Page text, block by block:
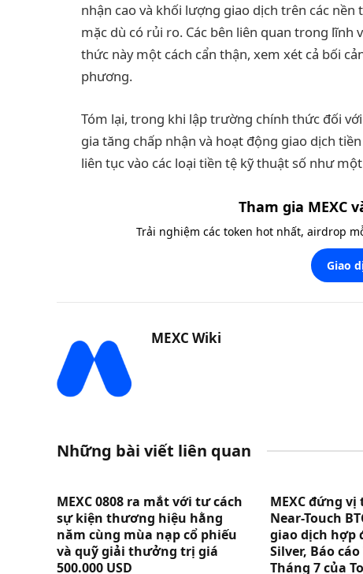
nhận cao và khối lượng giao dịch trên các nền
mặc dù có rủi ro. Các bên liên quan trong
thức này một cách cẩn thận, xem xét cả bối
phương.
Tóm lại, trong khi lập trường chính thức đối
gia tăng chấp nhận và hoạt động giao dịch
liên tục vào các loại tiền tệ kỹ thuật số như
Tham gia MEXC
Trải nghiệm các token hot nhất, airdrop
Giao
MEXC Wiki
Những bài viết liên quan
MEXC 0808 ra mắt với tư cách
sự kiện thương hiệu hằng
năm cùng mùa nạp cổ phiếu
và quỹ giải thưởng trị giá
500.000 USD
MEXC đứng
Near-Touch
giao dịch hợp
Silver, Báo
Tháng 7 của